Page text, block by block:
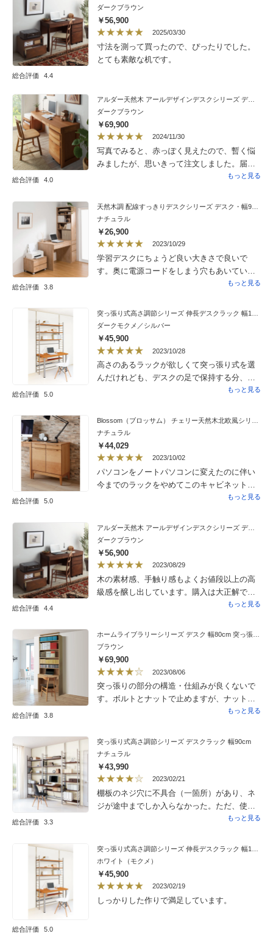
座面の奥行きがありすぎて、背もたれにもた
れるためにしっかり座ると膝の位置があわな
かったり、足が浮いたり。この子供チェアは
背もたれにあたるようにしっかり座っても、
膝をきちんと曲げて座れ、足もきちんと板に
すぐ座ってます。座面が平らに近いタイプの
んと座るようになりました。
総合評価 4.4
ダークブラウン
￥56,900
2025/03/30
寸法を測って買ったので、ぴったりでした。
とても素敵な机です。
総合評価 4.0
アルダー天然木 アールデザインデスクシリーズ デスク・幅160.5cm
ダークブラウン
￥69,900
2024/11/30
写真でみると、赤っぽく見えたので、暫く悩
みましたが、思いきって注文しました。届い
たデスクは、とても素敵な色とデザインで大
ねぇ…と褒めて下さいました。お気に入りの
デスク、大切に使いたいと思います。
もっと見る
総合評価 3.8
天然木調 配線すっきりデスクシリーズ デスク・幅90奥行60cm
ナチュラル
￥26,900
2023/10/29
学習デスクにちょうど良い大きさで良いで
す。奥に電源コードをしまう穴もあいていて
もっと見る
総合評価 5.0
ダークモクメ／シルバー
￥45,900
2023/10/28
高さのあるラックが欲しくて突っ張り式を選
んだけれども、デスクの足で保持する分、壁
につけて設置すれば突っ張りが多少緩くても
もっと見る
総合評価 5.0
ナチュラル
￥44,029
2023/10/02
パソコンをノートパソコンに変えたのに伴い
今までのラックをやめてこのキャビネットに
しました おかげで部屋がぐっとおしゃれに
納専用のタイプより色々応用が効く所も気に
いってます
もっと見る
総合評価 4.4
アルダー天然木 アールデザインデスクシリーズ デスク・幅120.5cm
ダークブラウン
￥56,900
2023/08/29
木の素材感、手触り感もよくお値段以上の高
級感を醸し出しています。購入は大正解でし
もっと見る
総合評価 3.8
ホームライブラリーシリーズ デスク 幅80cm 突っ張りタイプ
ブラウン
￥69,900
2023/08/06
突っ張りの部分の構造・仕組みが良くないで
す。ボルトとナットで止めますが、ナットが
ボルトと一緒に回ってうまく止められない。
で、あえての感想です。
もっと見る
総合評価 3.3
突っ張り式高さ調節シリーズ デスクラック 幅90cm
ナチュラル
￥43,990
2023/02/21
棚板のネジ穴に不具合（一箇所）があり、ネ
ジが途中までしか入らなかった。ただ、使用
に影響がないところにその棚板は使いまし
で、コーナーガードを付けました。角を丸く
するなど改良を望みます。
もっと見る
総合評価 5.0
ホワイト（モクメ）
￥45,900
2023/02/19
しっかりした作りで満足しています。